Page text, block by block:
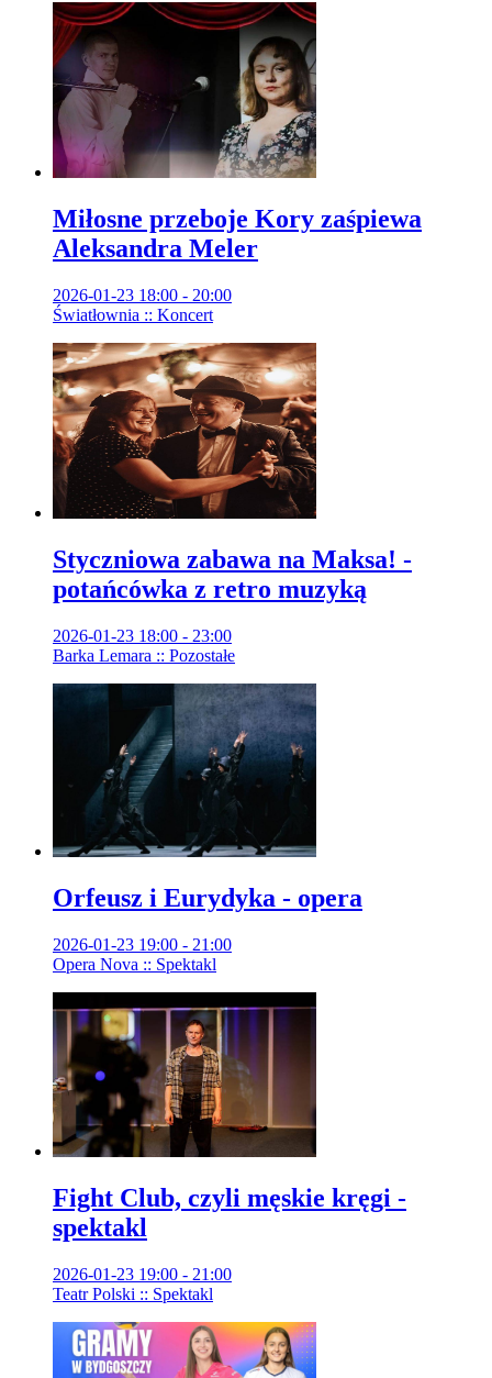
Miłosne przeboje Kory zaśpiewa
Aleksandra Meler
2026-01-23 18:00 - 20:00
Światłownia :: Koncert
Styczniowa zabawa na Maksa! -
potańcówka z retro muzyką
2026-01-23 18:00 - 23:00
Barka Lemara :: Pozostałe
Orfeusz i Eurydyka - opera
2026-01-23 19:00 - 21:00
Opera Nova :: Spektakl
Fight Club, czyli męskie kręgi -
spektakl
2026-01-23 19:00 - 21:00
Teatr Polski :: Spektakl